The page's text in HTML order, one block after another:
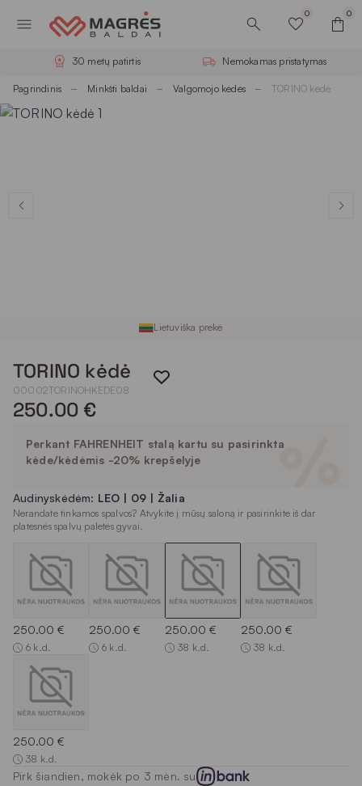
0 0
30 metų patirtis Nemokamas pristatymas
Pagrindinis Minkšti baldai Valgomojo kėdės TORINO kėdė
Lietuviška prekė
TORINO kėdė
00002TORINOHKEDE08
250.00 €
Perkant FAHRENHEIT stalą kartu su pasirinkta
kėde/kėdėmis -20% krepšelyje
Audinyskėdėm: LEO | 09 | Žalia
Nerandate tinkamos spalvos? Atvykite į mūsų saloną ir pasirinkite iš dar
platesnės spalvų paletės gyvai.
250.00 €
6 k.d.
250.00 €
6 k.d.
250.00 €
38 k.d.
250.00 €
38 k.d.
250.00 €
38 k.d.
Pirk šiandien, mokėk po 3 mėn. su